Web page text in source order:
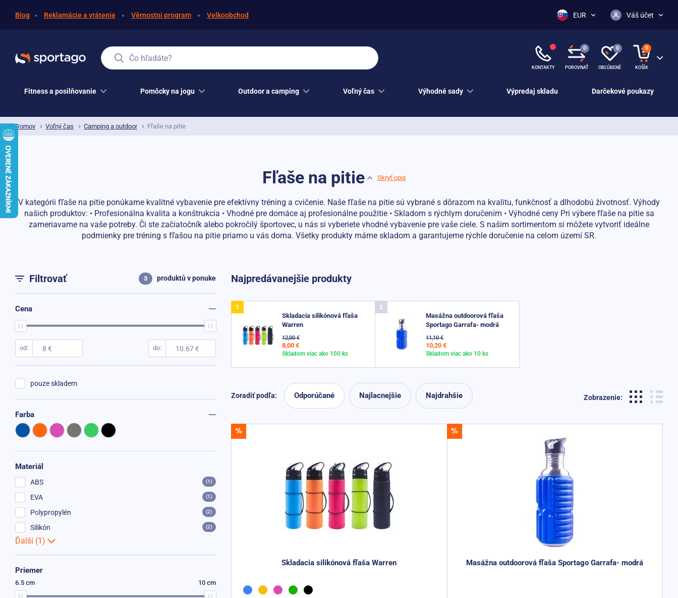
Blog Reklamácie a vrátenie Věrnostní program Velkoobchod EUR Váš účet
KONTAKTY
0
POROVNAŤ
0
OBĽÚBENÉ
0
KOŠÍK
Čo hľadáte?
Fitness a posilňovanie Pomôcky na jogu Outdoor a camping Voľný čas Výhodné sady Výpredaj skladu Darčekové poukazy
Domov Voľný čas Camping a outdoor Fľaše na pitie
Fľaše na pitie Skryť opis
V kategórii fľaše na pitie ponúkame kvalitné vybavenie pre efektívny tréning a cvičenie. Naše fľaše na pitie sú vybrané s dôrazom na kvalitu, funkčnosť a dlhodobú životnosť. Výhody
našich produktov: • Profesionálna kvalita a konštrukcia • Vhodné pre domáce aj profesionálne použitie • Skladom s rýchlym doručením • Výhodné ceny Pri výbere fľaše na pitie sa
zameriavame na vaše potreby. Či ste začiatočník alebo pokročilý športovec, u nás si vyberiete vhodné vybavenie pre vaše ciele. S našim sortimentom si môžete vytvoriť ideálne
podmienky pre tréning s fľašou na pitie priamo u vás doma. Všetky produkty máme skladom a garantujeme rýchle doručenie na celom území SR.
Najpredávanejšie produkty
Skladacia silikónová fľaša
Warren
12,00 €
8,00 €
Skladom viac ako 100 ks
Masážna outdoorová fľaša
Sportago Garrafa- modrá
11,10 €
10,20 €
Skladom viac ako 10 ks
Filtrovať 3 produktův ponuke
Cena
od do
pouze skladem
Farba
Materiál
ABS (1)
EVA (1)
Polypropylén (2)
Silikón (2)
Ďalší (1)
Priemer
6.5 cm 10 cm
Zoradiť podľa: Odporúčané Najlacnejšie Najdrahšie Zobrazenie:
Skladacia silikónová fľaša Warren Masážna outdoorová fľaša Sportago Garrafa- modrá